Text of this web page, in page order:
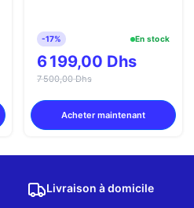
-17% En stock
6 199,00 Dhs
7 500,00 Dhs
Acheter maintenant
Livraison à domicile